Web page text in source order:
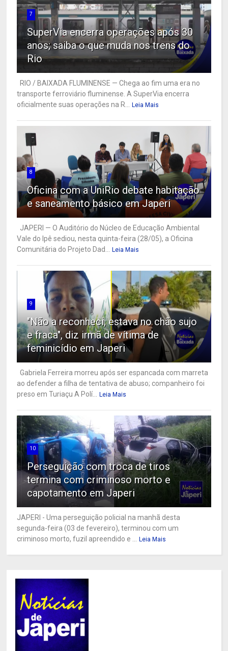
7
SuperVia encerra operações após 30
anos; saiba o que muda nos trens do
Rio
RIO / BAIXADA FLUMINENSE — Chega ao fim uma era no
transporte ferroviário fluminense. A SuperVia encerra
oficialmente suas operações na R...
Leia Mais
8
Oficina com a UniRio debate habitação
e saneamento básico em Japeri
JAPERI — O Auditório do Núcleo de Educação Ambiental
Vale do Ipê sediou, nesta quinta-feira (28/05), a Oficina
Comunitária do Projeto Dad...
Leia Mais
9
"Não a reconheci, estava no chão sujo
e fraca", diz irmã de vítima de
feminicídio em Japeri
Gabriela Ferreira morreu após ser espancada com marreta
ao defender a filha de tentativa de abuso; companheiro foi
preso em Turiaçu A Polí...
Leia Mais
10
Perseguição com troca de tiros
termina com criminoso morto e
capotamento em Japeri
JAPERI - Uma perseguição policial na manhã desta
segunda-feira (03 de fevereiro), terminou com um
criminoso morto, fuzil apreendido e ...
Leia Mais